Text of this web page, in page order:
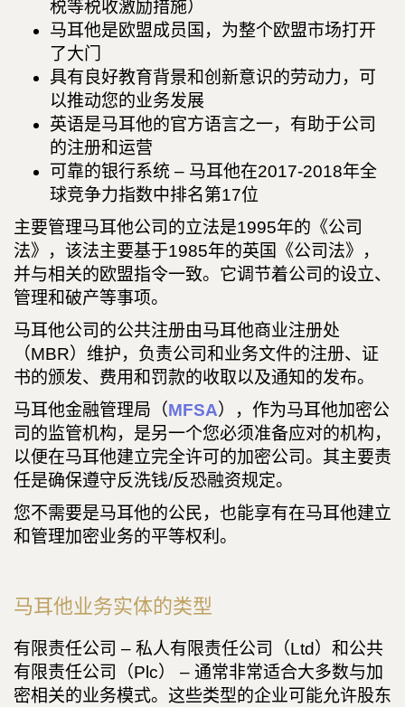
税等税收激励措施）
马耳他是欧盟成员国，为整个欧盟市场打开
了大门
具有良好教育背景和创新意识的劳动力，可
以推动您的业务发展
英语是马耳他的官方语言之一，有助于公司
的注册和运营
可靠的银行系统 – 马耳他在2017-2018年全
球竞争力指数中排名第17位
主要管理马耳他公司的立法是1995年的《公司
法》，该法主要基于1985年的英国《公司法》，
并与相关的欧盟指令一致。它调节着公司的设立、
管理和破产等事项。
马耳他公司的公共注册由马耳他商业注册处
（MBR）维护，负责公司和业务文件的注册、证
书的颁发、费用和罚款的收取以及通知的发布。
马耳他金融管理局（MFSA），作为马耳他加密公
司的监管机构，是另一个您必须准备应对的机构，
以便在马耳他建立完全许可的加密公司。其主要责
任是确保遵守反洗钱/反恐融资规定。
您不需要是马耳他的公民，也能享有在马耳他建立
和管理加密业务的平等权利。
马耳他业务实体的类型
有限责任公司 – 私人有限责任公司（Ltd）和公共
有限责任公司（Plc） – 通常非常适合大多数与加
密相关的业务模式。这些类型的企业可能允许股东